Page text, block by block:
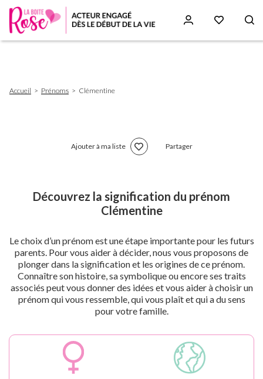
d'Ariane
Accueil Prénoms Clémentine
Ajouter à ma liste Partager
Découvrez la signification du prénom
Clémentine
Le choix d’un prénom est une étape importante pour les futurs
parents. Pour vous aider à décider, nous vous proposons de
plonger dans la signification et les origines de ce prénom.
Connaître son histoire, sa symbolique ou encore ses traits
associés peut vous donner des idées et vous aider à choisir un
prénom qui vous ressemble, qui vous plaît et qui a du sens
pour votre famille.